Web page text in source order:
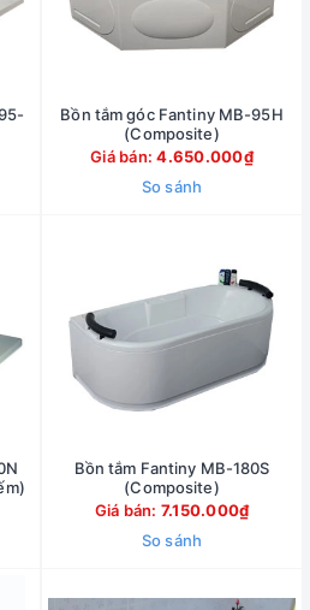
Bồn tắm góc Fantiny MB-95H
(Composite)
Giá bán:4.650.000₫
So sánh
Bồn tắm Fantiny MB-180S
(Composite)
Giá bán: 7.150.000₫
So sánh